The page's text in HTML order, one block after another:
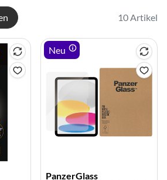
10 Artikel
PanzerGlass
Neu